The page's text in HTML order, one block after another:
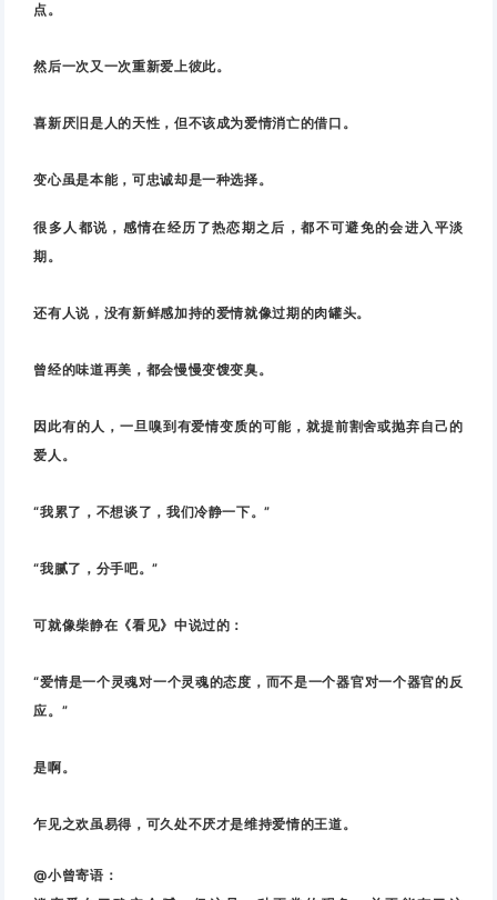
点。
然后一次又一次重新爱上彼此。
喜新厌旧是人的天性，但不该成为爱情消亡的借口。
变心虽是本能，可忠诚却是一种选择。
很多人都说，感情在经历了热恋期之后，都不可避免的会进入平淡
期。
还有人说，没有新鲜感加持的爱情就像过期的肉罐头。
曾经的味道再美，都会慢慢变馊变臭。
因此有的人，一旦嗅到有爱情变质的可能，就提前割舍或抛弃自己的
爱人。
“我累了，不想谈了，我们冷静一下。”
“我腻了，分手吧。”
可就像柴静在《看见》中说过的：
“爱情是一个灵魂对一个灵魂的态度，而不是一个器官对一个器官的反
应。”
是啊。
乍见之欢虽易得，可久处不厌才是维持爱情的王道。
@小曾寄语：